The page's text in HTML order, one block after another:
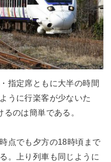
指定席ともに大半の時間
うに行楽客が少ないた
のは簡単である。
点でも夕方の18時頃まで
。上り列車も同じように